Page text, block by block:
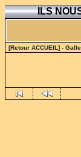
ILS
[Retour ACCUEIL] -